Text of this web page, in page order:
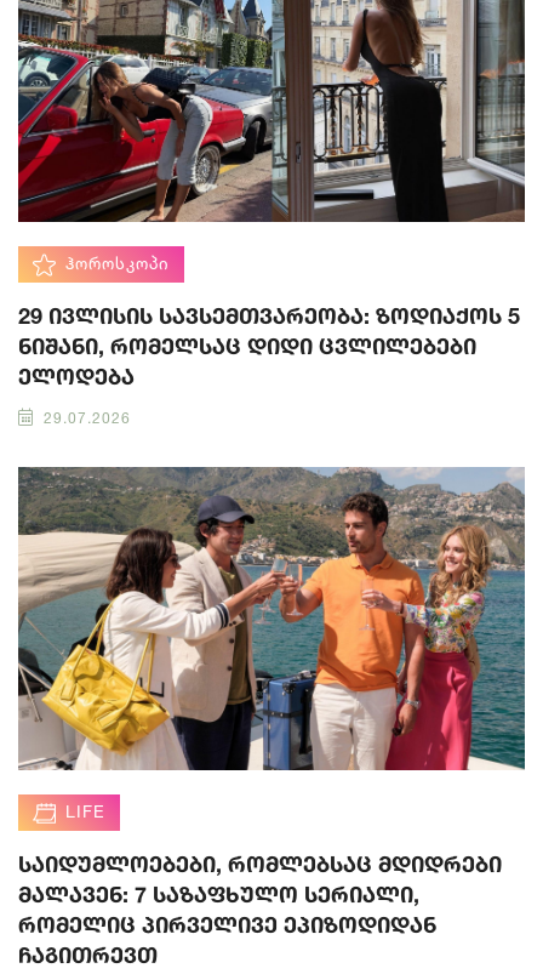
ᲰᲝᲠᲝᲡᲙᲝᲞᲘ
29 ივლისის სავსემთვარეობა: ზოდიაქოს 5
ნიშანი, რომელსაც დიდი ცვლილებები
ელოდება
29.07.2026
LIFE
საიდუმლოებები, რომლებსაც მდიდრები
მალავენ: 7 საზაფხულო სერიალი,
რომელიც პირველივე ეპიზოდიდან
ჩაგითრევთ